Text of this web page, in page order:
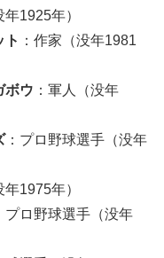
年1925年）
ト ：作家（没年1981
ボウ ：軍人（没年
：プロ野球選手（没年
年1975年）
プロ野球選手（没年